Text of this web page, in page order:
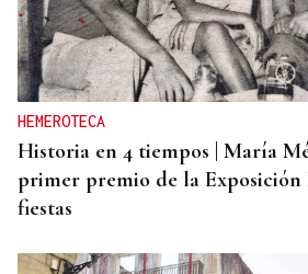
HEMEROTECA
Historia en 4 tiempos | María
primer premio de la Exposición
fiestas